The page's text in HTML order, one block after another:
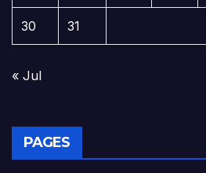
30 31
« Jul
PAGES